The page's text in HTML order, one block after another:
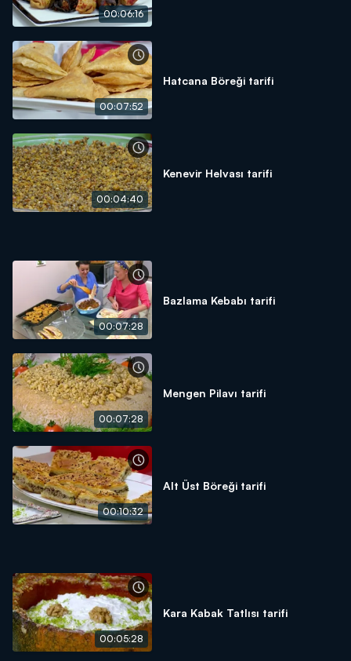
00:06:16
00:07:52
Hatcana Böreği tarifi
00:04:40
Kenevir Helvası tarifi
00:07:28
Bazlama Kebabı tarifi
00:07:28
Mengen Pilavı tarifi
00:10:32
Alt Üst Böreği tarifi
00:05:28
Kara Kabak Tatlısı tarifi